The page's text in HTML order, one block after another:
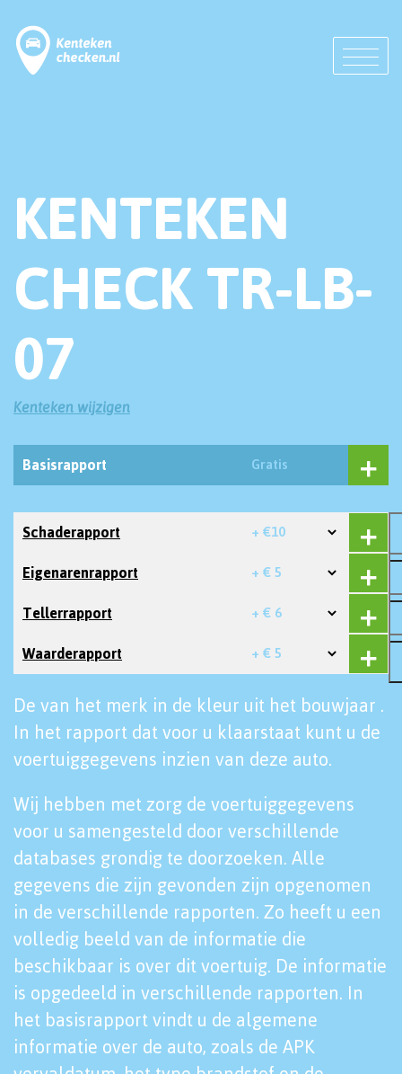
KENTEKEN
CHECK TR-LB-
07
Kenteken wijzigen
Basisrapport Gratis
Schaderapport + €10
Eigenarenrapport + € 5
Tellerrapport + € 6
Waarderapport + € 5
De van het merk in de kleur uit het bouwjaar .
In het rapport dat voor u klaarstaat kunt u de
voertuiggegevens inzien van deze auto.
Wij hebben met zorg de voertuiggegevens
voor u samengesteld door verschillende
databases grondig te doorzoeken. Alle
gegevens die zijn gevonden zijn opgenomen
in de verschillende rapporten. Zo heeft u een
volledig beeld van de informatie die
beschikbaar is over dit voertuig. De informatie
is opgedeeld in verschillende rapporten. In
het basisrapport vindt u de algemene
informatie over de auto, zoals de APK